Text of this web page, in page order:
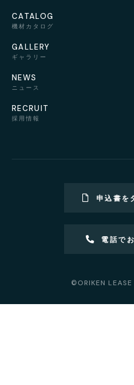
CATALOG
機材カタログ
GALLERY
ギャラリー
NEWS
ニュース
RECRUIT
採用情報
申込書を
電話で
©ORIKEN